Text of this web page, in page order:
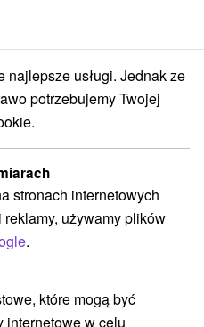
kraj Tatranská Lomnica
Tatranská
rabatem
weekendowe
dla seniorów(4)
usługi. Jednak ze
potrzebujemy Twojej
stronach internetowych
używamy plików
.
które mogą być
internetowe w celu